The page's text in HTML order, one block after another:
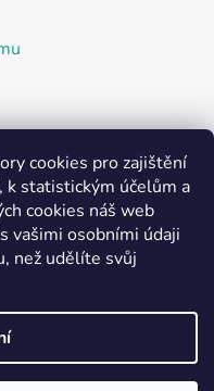
cookies pro zajištění
k statistickým účelům a
cookies náš web
vašimi osobními údaji
než udělíte svůj
Plzeň